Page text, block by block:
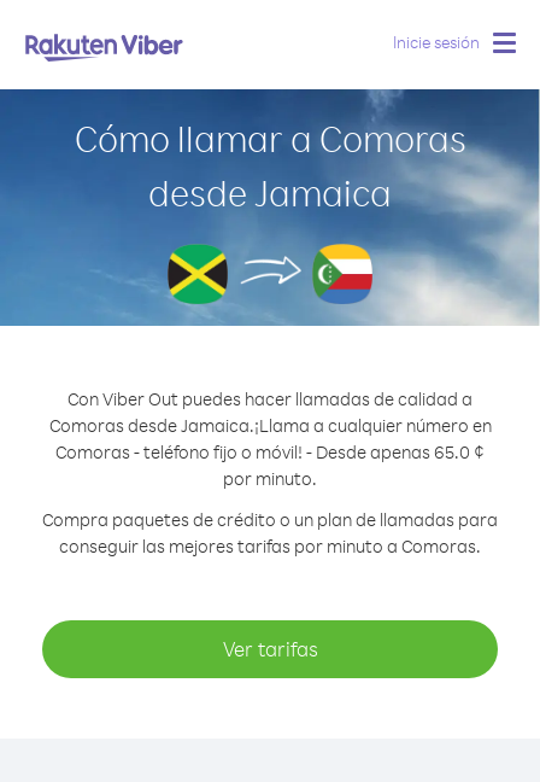
Inicie sesión
Cómo llamar a Comoras
desde Jamaica
Con Viber Out puedes hacer llamadas de calidad a
Comoras desde Jamaica.¡Llama a cualquier número en
Comoras - teléfono fijo o móvil! - Desde apenas 65.0 ¢
por minuto.
Compra paquetes de crédito o un plan de llamadas para
conseguir las mejores tarifas por minuto a Comoras.
Ver tarifas